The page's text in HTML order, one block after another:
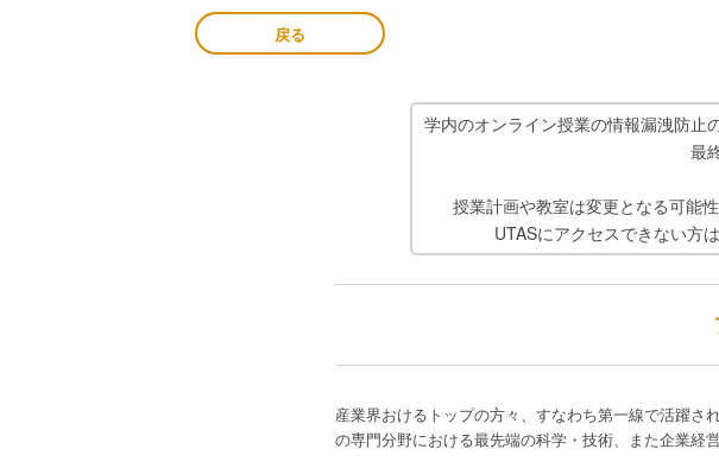
戻る
学内のオンライン授業の情報漏洩防止
最
授業計画や教室は変更となる可能
UTASにアクセスできない方
産業界おけるトップの方々、すなわち第一線で活躍
の専門分野における最先端の科学・技術、また企業経